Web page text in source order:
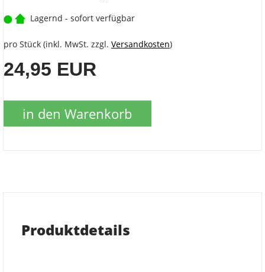
Lagernd - sofort verfügbar
pro Stück (inkl. MwSt. zzgl. Versandkosten)
24,95 EUR
in den Warenkorb
Produktdetails